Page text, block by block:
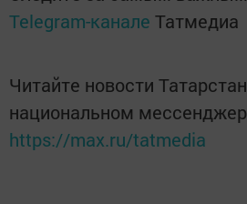
Telegram-канале Татмедиа
Читайте новости
национальном
https://max.ru/tatmedia